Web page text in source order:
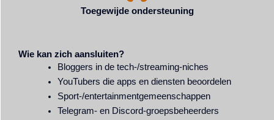
Toegewijde ondersteuning
Wie kan zich aansluiten?
Bloggers in de tech-/streaming-niches
YouTubers die apps en diensten beoordelen
Sport-/entertainmentgemeenschappen
Telegram- en Discord-groepsbeheerders